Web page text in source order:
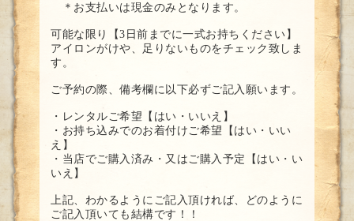
＊お支払いは現金のみとなります。
可能な限り【3日前までに一式お持ちください】
アイロンがけや、足りないものをチェック致しま
す。
ご予約の際、備考欄に以下必ずご記入願います。
・レンタルご希望【はい・いいえ】
・お持ち込みでのお着付けご希望【はい・いい
え】
・当店でご購入済み・又はご購入予定【はい・い
いえ】
上記、わかるようにご記入頂ければ、どのように
ご記入頂いても結構です！！